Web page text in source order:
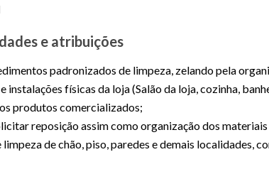
e atribuições
padronizados de limpeza, zelando pela
instalações físicas da loja (Salão da loja, cozinha,
produtos comercializados;
reposição assim como organização dos
limpeza de chão, piso, paredes e demais localidades,